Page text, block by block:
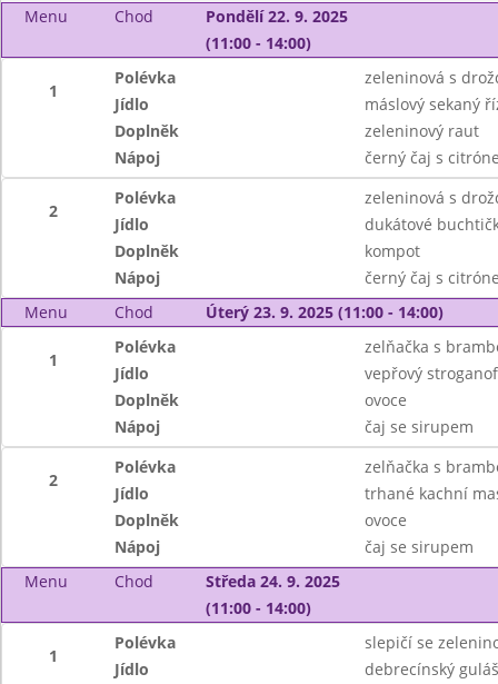
Menu Chod
Pondělí 22. 9. 2025
(11:00 - 14:00)
1
Polévka
zeleninová s
Jídlo
máslový sekaný
Doplněk
zeleninový raut
Nápoj
černý čaj s
2
Polévka
zeleninová s
Jídlo
dukátové
Doplněk
kompot
Nápoj
černý čaj s
Menu
Chod Úterý 23. 9. 2025 (11:00 - 14:00)
1
Polévka
zelňačka s
Jídlo
vepřový
Doplněk
ovoce
Nápoj
čaj se sirupem
2
Polévka
zelňačka s
Jídlo
trhané kachní
Doplněk
ovoce
Nápoj
čaj se sirupem
Menu
Chod
Středa 24. 9. 2025
(11:00 - 14:00)
1
Polévka
slepičí se
Jídlo
debrecínský